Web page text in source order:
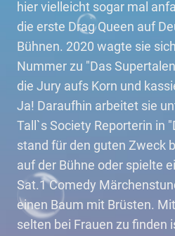
hier vielleicht sogar mal
die erste Drag Queen auf
Bühnen. 2020 wagte sie
Nummer zu "Das
die Jury aufs Korn und
Ja! Daraufhin arbeitet sie
Tall`s Society Reporterin in
stand für den guten Zweck
auf der Bühne oder spielte
Sat.1 Comedy
einen Baum mit Brüsten.
selten bei Frauen zu finden